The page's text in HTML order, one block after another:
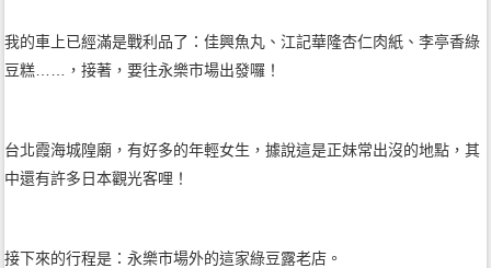
我的車上已經滿是戰利品了：佳興魚丸、江記華隆杏仁肉紙、李亭香綠
豆糕……，接著，要往永樂市場出發囉！
台北霞海城隍廟，有好多的年輕女生，據說這是正妹常出沒的地點，其
中還有許多日本觀光客哩！
接下來的行程是：永樂市場外的這家綠豆露老店。